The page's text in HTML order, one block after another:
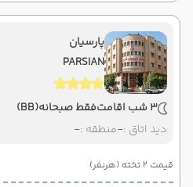
پارسیان
PARSIAN
3 شب اقامت
فقط صبحانه(BB)
دید اتاق :-منطقه :-
قیمت 2 تخته (هرنفر)